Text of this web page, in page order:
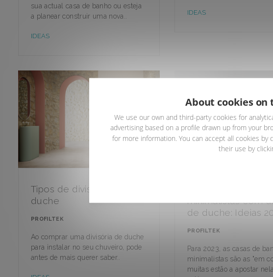
sua actual casa de banho ou esteja
a planear construir uma nova..
IDEAS
IDEAS
Tipos de divisórias de
duche
PROFILTEK
Ao comprar uma divisória de duche
para instalar no seu chuveiro, pode
antes de mais querer saber..
minimalistas com
de duche: Ideias
PROFILTEK
Para 2023, as casas de
minimalistas são as "em
muitas estão a apostar
About cookies on
We use our own and third-party cookies for
advertising based on a profile drawn up from your
for more information. You can accept all cookies
their use by